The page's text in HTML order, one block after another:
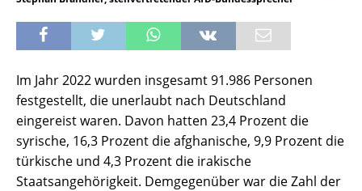
Im Jahr 2022 wurden insgesamt 91.986 Personen
festgestellt, die unerlaubt nach Deutschland
eingereist waren. Davon hatten 23,4 Prozent die
syrische, 16,3 Prozent die afghanische, 9,9 Prozent die
türkische und 4,3 Prozent die irakische
Staatsangehörigkeit. Demgegenüber war die Zahl der